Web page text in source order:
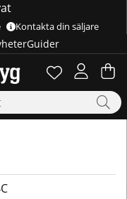
Kontakta din säljare
Önskelista
Antal i
. .
Guider